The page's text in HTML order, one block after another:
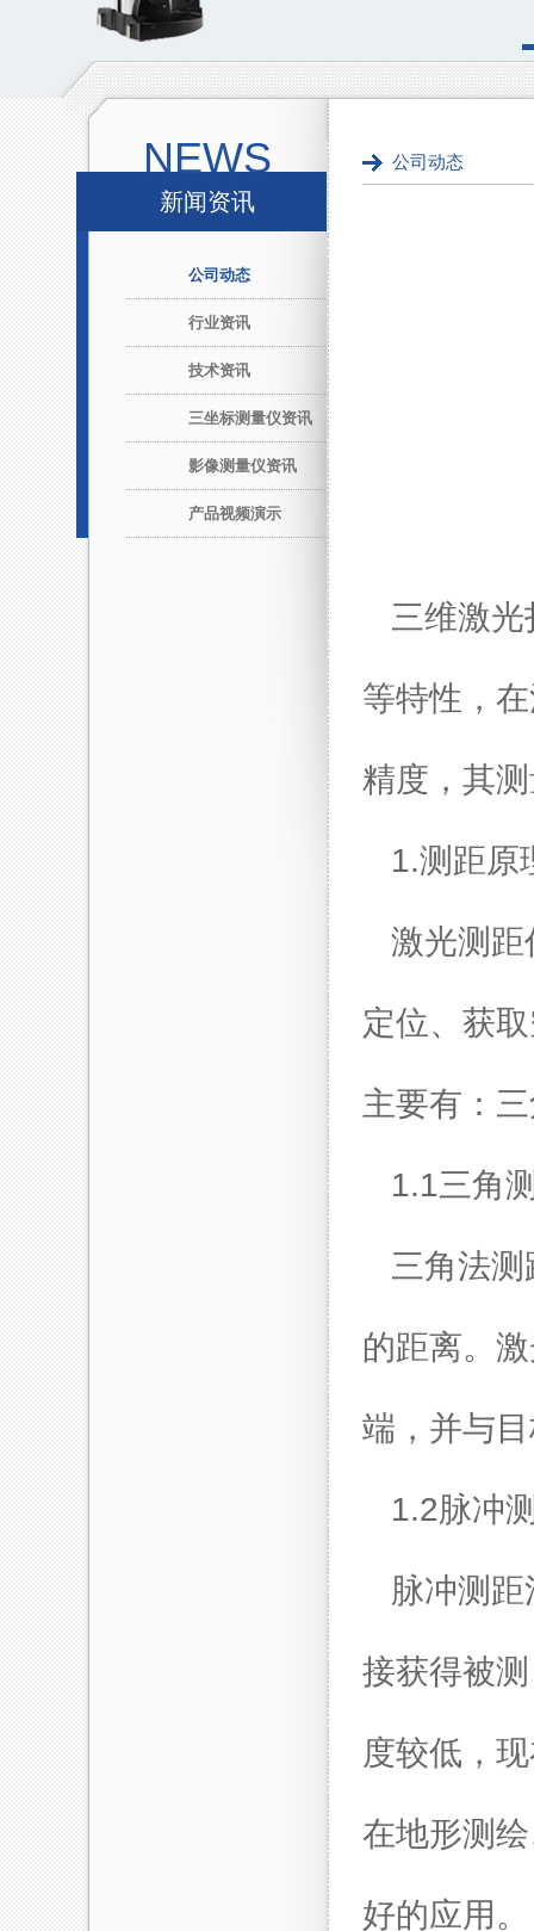
NEWS
新闻资讯
公司动态
行业资讯
技术资讯
三坐标测量仪资讯
影像测量仪资讯
产品视频演示
公司动态
三维激
等特性，
精度，其
1.测距原
激光测距
定位、获
主要有：
1.1三角
三角法
的距离。
端，并与
1.2脉冲
脉冲测
接获得被
度较低，
在地形测
好的应用。